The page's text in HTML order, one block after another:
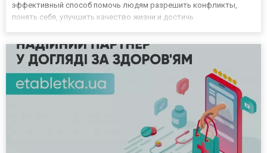
эффективный способ помочь людям разрешить конфликты,
понять себя, улучшить качество жизни и достичь
решает, как проходит диагностика...